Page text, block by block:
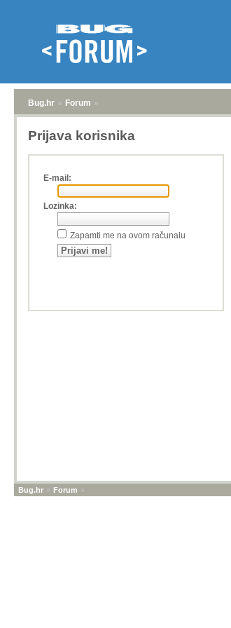
Bug.hr » Forum »
Prijava korisnika
E-mail:
Lozinka:
Zapamti me na ovom računalu
Bug.hr » Forum »